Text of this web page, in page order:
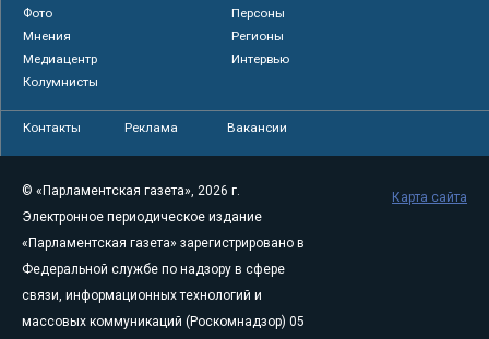
Фото
Персоны
Мнения
Регионы
Медиацентр
Интервью
Колумнисты
Контакты Реклама Вакансии
© «Парламентская газета», 2026 г.
Электронное периодическое издание
«Парламентская газета» зарегистрировано в
Федеральной службе по надзору в сфере
связи, информационных технологий и
массовых коммуникаций (Роскомнадзор) 05
Карта сайта